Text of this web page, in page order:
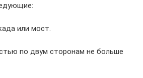
или мост.
по двум сторонам не больше